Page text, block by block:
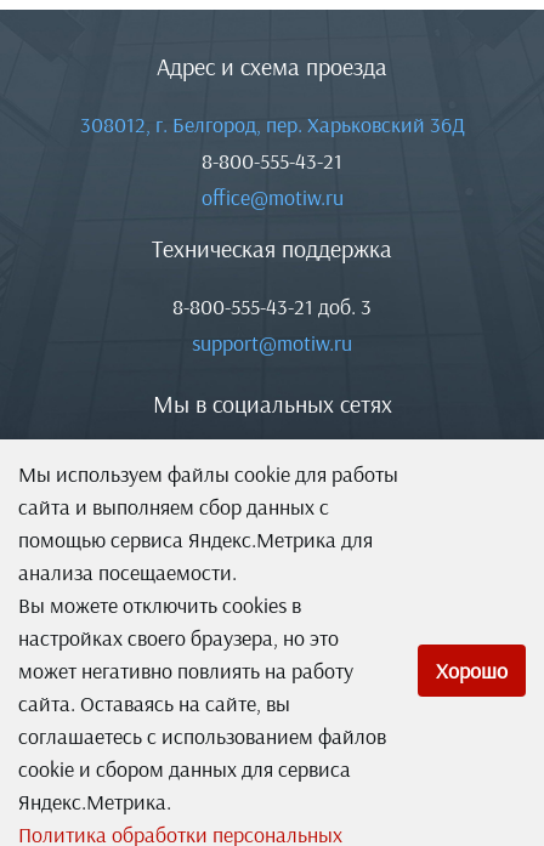
Мы используем файлы cookie для работы
сайта и выполняем сбор данных с
помощью сервиса Яндекс.Метрика для
анализа посещаемости.
Вы можете отключить cookies в
настройках своего браузера, но это
может негативно повлиять на работу
сайта. Оставаясь на сайте, вы
соглашаетесь с использованием файлов
cookie и сбором данных для сервиса
Яндекс.Метрика.
Политика обработки персональных
Хорошо
Адрес и схема проезда
308012, г. Белгород, пер. Харьковский 36Д
8-800-555-43-21
office@motiw.ru
Техническая поддержка
8-800-555-43-21 доб. 3
support@motiw.ru
Мы в социальных сетях
Система оперативного управления компанией
Лицензионное соглашение (EULA)